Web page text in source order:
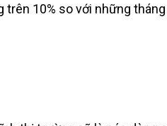
trên 10% so với những